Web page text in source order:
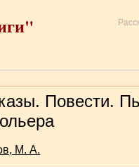
Повести.
М. А.